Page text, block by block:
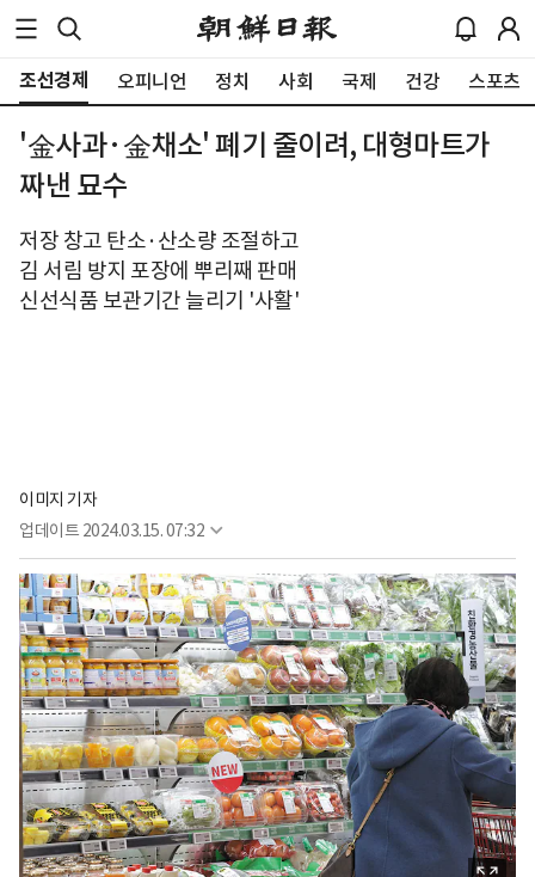
조선경제 오피니언 정치 사회 국제 건강 스포츠
'金사과·金채소' 폐기 줄이려, 대형마트가
짜낸 묘수
저장 창고 탄소·산소량 조절하고
김 서림 방지 포장에 뿌리째 판매
신선식품 보관기간 늘리기 '사활'
이미지 기자
업데이트 2024.03.15. 07:32